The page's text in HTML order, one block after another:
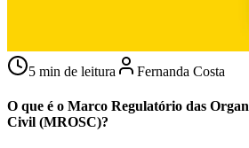
5 min de leitura Fernanda Costa
O que é o Marco Regulatório das
Civil (MROSC)?